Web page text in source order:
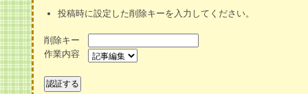
投稿時に設定した削除キーを入力してください。
削除キー
作業内容